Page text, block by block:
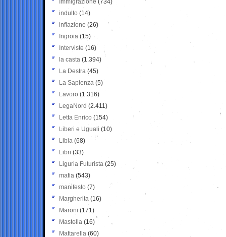
Immigrazione (734)
indulto (14)
inflazione (26)
Ingroia (15)
Interviste (16)
la casta (1.394)
La Destra (45)
La Sapienza (5)
Lavoro (1.316)
LegaNord (2.411)
Letta Enrico (154)
Liberi e Uguali (10)
Libia (68)
Libri (33)
Liguria Futurista (25)
mafia (543)
manifesto (7)
Margherita (16)
Maroni (171)
Mastella (16)
Mattarella (60)